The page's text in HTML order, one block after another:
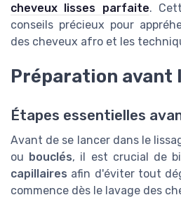
cheveux lisses parfaite.
conseils précieux pour
des cheveux afro et les
Préparation avant
Étapes essentielles
Avant de se lancer dans le
ou bouclés, il est crucial de
capillaires afin d'éviter tout
commence dès le lavage des